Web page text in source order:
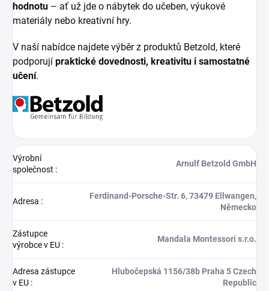
hodnotu – ať už jde o nábytek do učeben, výukové
materiály nebo kreativní hry.
V naší nabídce najdete výběr z produktů Betzold, které
podporují praktické dovednosti, kreativitu i samostatné
učení.
Výrobní
společnost :
Arnulf Betzold GmbH
Adresa :
Ferdinand-Porsche-Str. 6, 73479 Ellwangen,
Německo
Zástupce
výrobce v EU :
Mandala Montessori s.r.o.
Adresa zástupce
v EU :
Hlubočepská 1156/38b Praha 5 Czech
Republic